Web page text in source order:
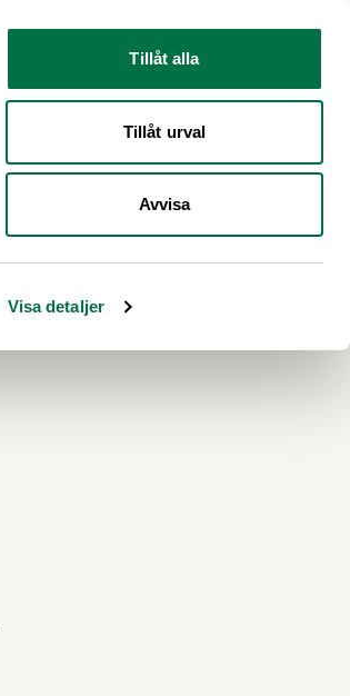
Visa detaljer
Tillåt alla
Tillåt urval
Avvisa